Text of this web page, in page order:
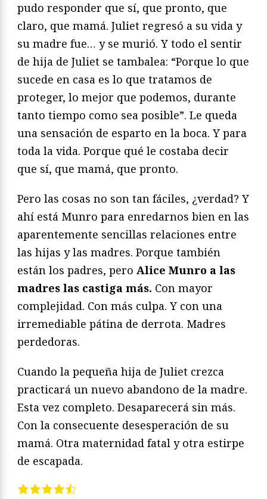
pudo responder que sí, que pronto, que
claro, que mamá. Juliet regresó a su vida y
su madre fue… y se murió. Y todo el sentir
de hija de Juliet se tambalea: “Porque lo que
sucede en casa es lo que tratamos de
proteger, lo mejor que podemos, durante
tanto tiempo como sea posible”. Le queda
una sensación de esparto en la boca. Y para
toda la vida. Porque qué le costaba decir
que sí, que mamá, que pronto.
Pero las cosas no son tan fáciles, ¿verdad? Y
ahí está Munro para enredarnos bien en las
aparentemente sencillas relaciones entre
las hijas y las madres. Porque también
están los padres, pero Alice Munro a las
madres las castiga más. Con mayor
complejidad. Con más culpa. Y con una
irremediable pátina de derrota. Madres
perdedoras.
Cuando la pequeña hija de Juliet crezca
practicará un nuevo abandono de la madre.
Esta vez completo. Desaparecerá sin más.
Con la consecuente desesperación de su
mamá. Otra maternidad fatal y otra estirpe
de escapada.